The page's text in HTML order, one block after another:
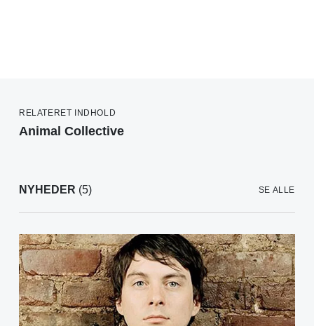
RELATERET INDHOLD
Animal Collective
NYHEDER (5) SE ALLE